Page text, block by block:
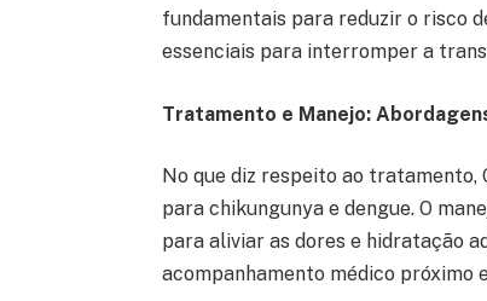
fundamentais para reduzir o risco
essenciais para interromper a
Tratamento e Manejo:
No que diz respeito ao
para chikungunya e dengue. O
para aliviar as dores e hidratação
acompanhamento médico próximo